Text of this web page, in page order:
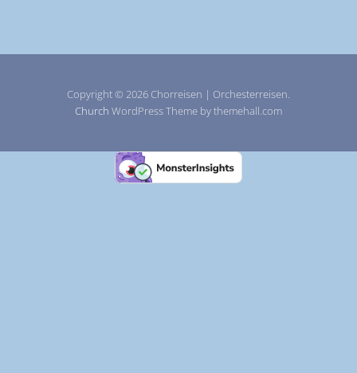
Copyright © 2026 Chorreisen | Orchesterreisen.
Church WordPress Theme by themehall.com